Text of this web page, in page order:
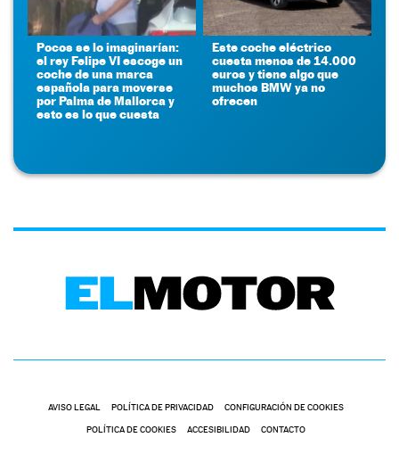
Pocos se lo imaginarían:
el rey Felipe VI escoge un
coche de una marca
española para moverse
por Palma de Mallorca y
esto es lo que cuesta
Este coche eléctrico
cuesta menos de 14.000
euros y tiene algo que
muchos BMW ya no
ofrecen
AVISO LEGAL POLÍTICA DE PRIVACIDAD CONFIGURACIÓN DE COOKIES
POLÍTICA DE COOKIES ACCESIBILIDAD CONTACTO